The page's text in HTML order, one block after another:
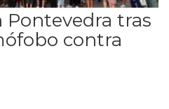
tras
contra